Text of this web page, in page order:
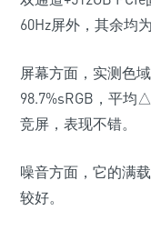
60Hz屏外，其余均
屏幕方面，实测色
98.7%sRGB，平均
竞屏，表现不错。
噪音方面，它的满
较好。